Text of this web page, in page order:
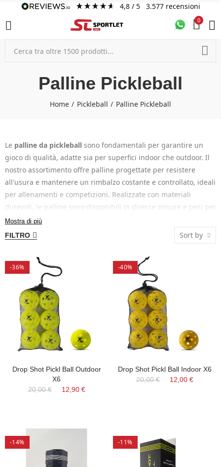
4,8/ 5 3.577 recensioni
0
Palline Pickleball
Home Pickleball Palline Pickleball
Le palline da pickleball sono fondamentali per garantire un
gioco di qualità, adatte sia per superfici indoor che outdoor. Il
nostro assortimento offre palline progettate per resistere
all'usura e mantenere un rimbalzo costante e controllato, ideali
per allenamenti e competizioni. Realizzate con materiali
durevoli, le palline sono disponibili in diverse misure e pesi per
soddisfare ogni tipo di giocatore. Scopri le palline da pickleball
perfette per migliorare la tua esperienza di gioco e ottenere il
Mostra di più
FILTRO Sort by
-36%
Drop Shot Pickl Ball Outdoor
X6
20,00 €
12,90 €
-40%
Drop Shot Pickl Ball Indoor X6
20,00 €
12,00 €
-14% -11%